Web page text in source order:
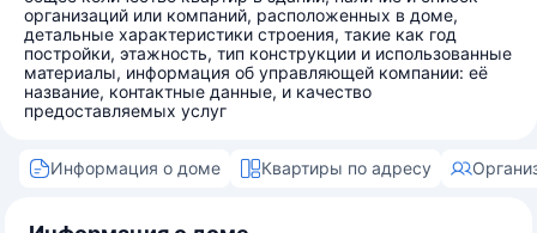
организаций или компаний, расположенных в доме,
детальные характеристики строения, такие как год
постройки, этажность, тип конструкции и использованные
материалы, информация об управляющей компании: её
название, контактные данные, и качество
предоставляемых услуг
Информация о доме Квартиры по адресу